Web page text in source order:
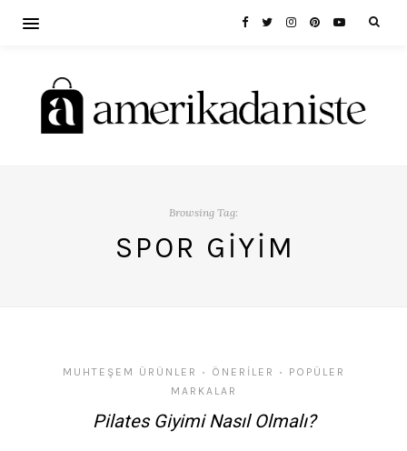
Browsing Tag:
SPOR GIYIM
MUHTEŞEM ÜRÜNLER • ÖNERILER •
POPÜLER
MARKALAR
Pilates Giyimi Nasıl Olmalı?